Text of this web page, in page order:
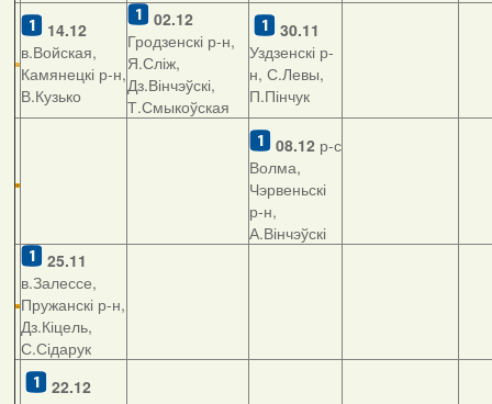
14.12
в.Войская,
Камянецкі р-н,
В.Кузько
02.12
Гродзенскі р-н,
Я.Сліж,
Дз.Вінчэўскі,
Т.Смыкоўская
30.11
Уздзенскі р-
н, С.Левы,
П.Пінчук
08.12 р-с
Волма,
Чэрвеньскі
р-н,
А.Вінчэўскі
25.11
в.Залессе,
Пружанскі р-н,
Дз.Кіцель,
С.Сідарук
22.12